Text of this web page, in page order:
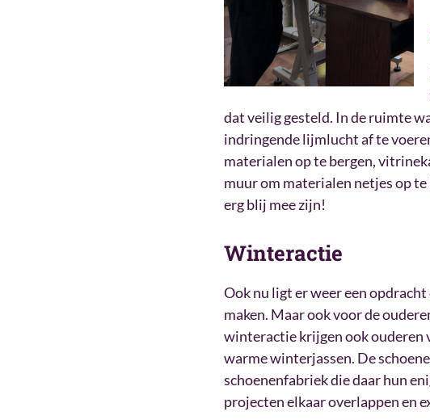
dat veilig gesteld. In de ruimte
indringende lijmlucht af te
materialen op te bergen,
muur om materialen netjes op
erg blij mee zijn!
Winteractie
Ook nu ligt er weer een
maken. Maar ook voor de
winteractie krijgen ook ouderen
warme winterjassen. De
schoenenfabriek die daar hun
projecten elkaar overlappen en